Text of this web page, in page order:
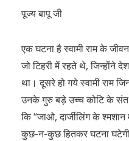
पूज्य बापू जी
एक घटना है स्वामी राम के
जो टिहरी में रहते थे, जिन्होंने
था। दूसरे हो गये स्वामी राम
उनके गुरु बड़े उच्च कोटि के संत
कि “जाओ, दार्जीलिंग के
कुछ-न-कुछ हितकर घटना